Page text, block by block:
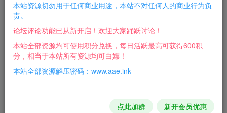
造，秘境挑战，八大呃域，地狱称号，等等.
版本优化以及修复:
1.增加真实充值变量U188方便控制.
2.所有货币集合到一个充值NPC.
3.重新排版装备回收自动回收,全屏秒捡.
5.新加一至十重全屏吸怪，充值1000元学完.
本站资源切勿用于任何商业用途，本站不对任何人的商业行为负
责。
论坛评论功能已从新开启！欢迎大家踊跃讨论！
本站全部资源均可使用积分兑换，每日活跃最高可获得600积
分，相当于本站所有资源均可白嫖！
本站全部资源解压密码：www.aae.ink
点此加群 新开会员优惠